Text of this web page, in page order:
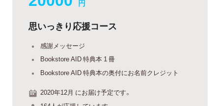
円
思いっきり応援コース
感謝メッセージ
Bookstore AID 特典本 1 冊
Bookstore AID 特典本の奥付にお名前クレジット
2020年12月 にお届け予定です。